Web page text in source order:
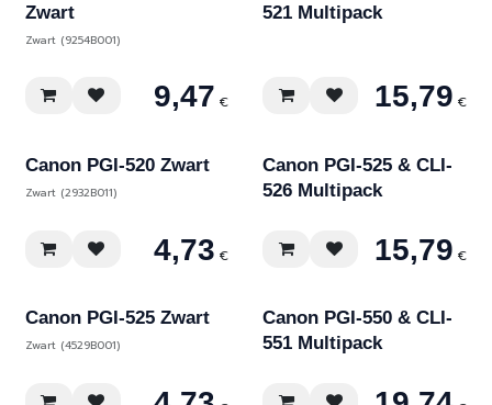
Zwart
Zwart (9254B001)
9,47 €
521 Multipack
15,79 €
Canon PGI-520 Zwart
Zwart (2932B011)
4,73 €
Canon PGI-525 & CLI-
526 Multipack
15,79 €
Canon PGI-525 Zwart
Zwart (4529B001)
Canon PGI-550 & CLI-
551 Multipack